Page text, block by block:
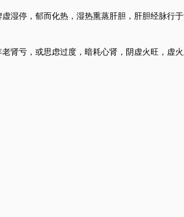
停，郁而化热，湿热熏蒸肝胆，肝胆经脉行于
亏，或思虑过度，暗耗心肾，阴虚火旺，虚火